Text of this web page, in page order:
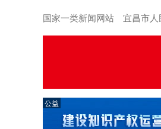
国家一类新闻网站 宜昌市人
公益